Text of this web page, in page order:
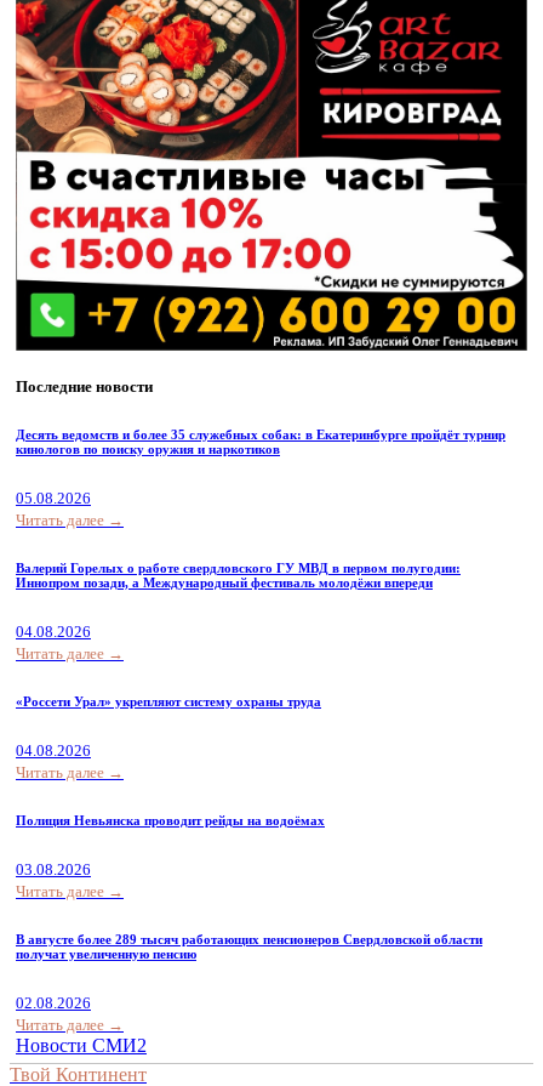
Последние новости
Десять ведомств и более 35 служебных собак: в Екатеринбурге пройдёт турнир
кинологов по поиску оружия и наркотиков
05.08.2026
Читать далее →
Валерий Горелых о работе свердловского ГУ МВД в первом полугодии:
Иннопром позади, а Международный фестиваль молодёжи впереди
04.08.2026
Читать далее →
«Россети Урал» укрепляют систему охраны труда
04.08.2026
Читать далее →
Полиция Невьянска проводит рейды на водоёмах
03.08.2026
Читать далее →
В августе более 289 тысяч работающих пенсионеров Свердловской области
получат увеличенную пенсию
02.08.2026
Читать далее →
Новости СМИ2
Твой Континент